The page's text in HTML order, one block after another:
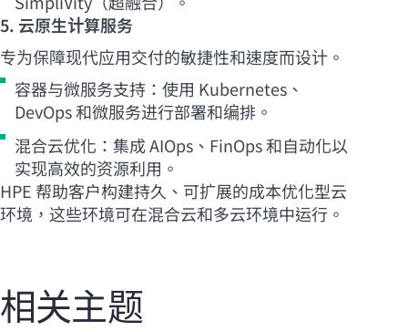
5. 云原生计算服务
专为保障现代应用交付的敏捷性和速度而设计。
容器与微服务支持：使用 Kubernetes、
DevOps 和微服务进行部署和编排。
混合云优化：集成 AIOps、FinOps 和自动化以
实现高效的资源利用。
HPE 帮助客户构建持久、可扩展的成本优化型云
环境，这些环境可在混合云和多云环境中运行。
相关主题